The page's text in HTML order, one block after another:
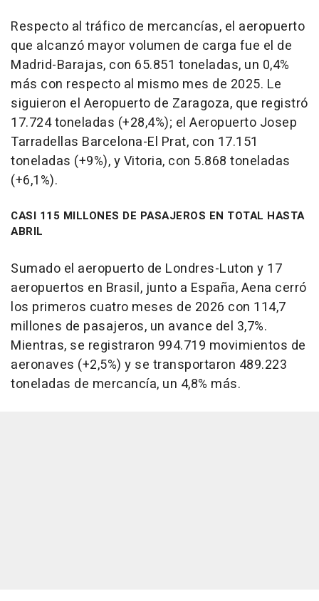
Respecto al tráfico de mercancías, el aeropuerto
que alcanzó mayor volumen de carga fue el de
Madrid-Barajas, con 65.851 toneladas, un 0,4%
más con respecto al mismo mes de 2025. Le
siguieron el Aeropuerto de Zaragoza, que registró
17.724 toneladas (+28,4%); el Aeropuerto Josep
Tarradellas Barcelona-El Prat, con 17.151
toneladas (+9%), y Vitoria, con 5.868 toneladas
(+6,1%).
CASI 115 MILLONES DE PASAJEROS EN TOTAL HASTA
ABRIL
Sumado el aeropuerto de Londres-Luton y 17
aeropuertos en Brasil, junto a España, Aena cerró
los primeros cuatro meses de 2026 con 114,7
millones de pasajeros, un avance del 3,7%.
Mientras, se registraron 994.719 movimientos de
aeronaves (+2,5%) y se transportaron 489.223
toneladas de mercancía, un 4,8% más.